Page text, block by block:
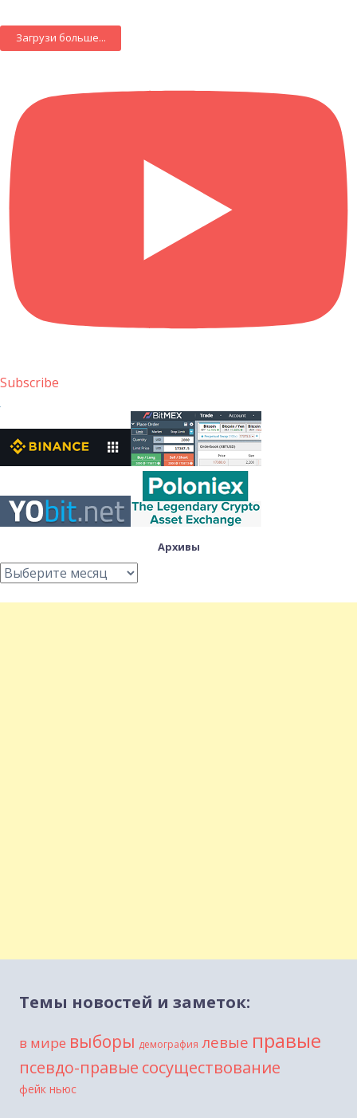
Загрузи больше...
Subscribe
Архивы
Архивы
Темы новостей и заметок:
в мире выборы демография левые правые
псевдо-правые сосуществование
фейк ньюс